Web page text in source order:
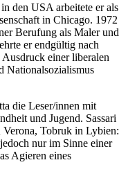
den USA arbeitete er als
in Chicago. 1972
Berufung als Maler und
er endgültig nach
einer liberalen
Nationalsozialismus
die Leser/innen mit
und Jugend. Sassari
Tobruk in Lybien:
nur im Sinne einer
Agieren eines